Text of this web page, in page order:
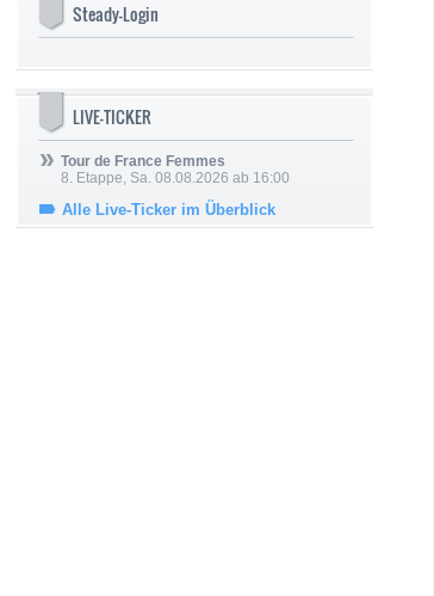
Steady-Login
LIVE-TICKER
Tour de France Femmes
8. Etappe, Sa. 08.08.2026 ab 16:00
Alle Live-Ticker im Überblick